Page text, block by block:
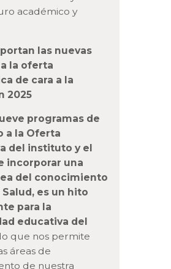
académico y
las nuevas
la oferta
de cara a la
2025
programas de
a la Oferta
del instituto y el
incorporar una
del conocimiento
es un hito
para la
educativa del
que nos permite
áreas de
de nuestra